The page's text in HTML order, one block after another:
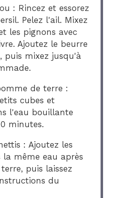
: Rincez et essorez
Pelez l'ail. Mixez
les pignons avec
Ajoutez le beurre
puis mixez jusqu'à
de terre :
cubes et
l'eau bouillante
minutes.
: Ajoutez les
la même eau après
puis laissez
du